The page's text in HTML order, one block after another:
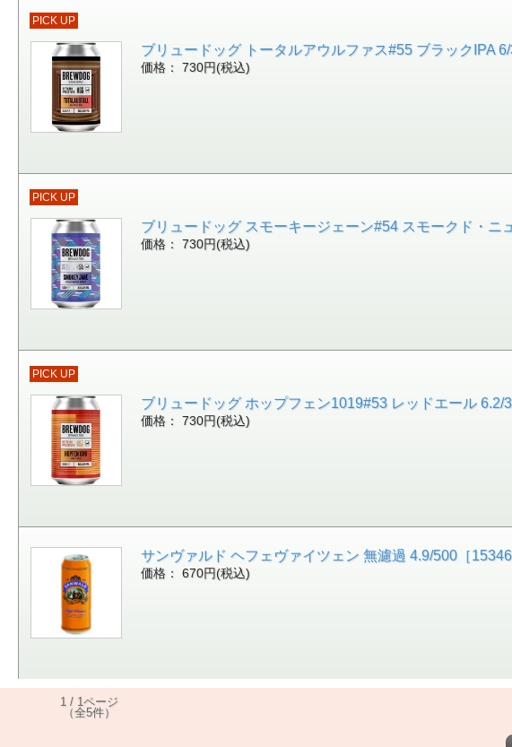
PICK UP
ブリュードッグ トータルアウルファス#55 ブラックIPA 6/
価格： 730円(税込)
PICK UP
ブリュードッグ スモーキージェーン#54 スモークド・ニ
価格： 730円(税込)
PICK UP
ブリュードッグ ホップフェン1019#53 レッドエール 6.2/
価格： 730円(税込)
サンヴァルド ヘフェヴァイツェン 無濾過 4.9/500［
価格： 670円(税込)
1 / 1ページ
（全5件）